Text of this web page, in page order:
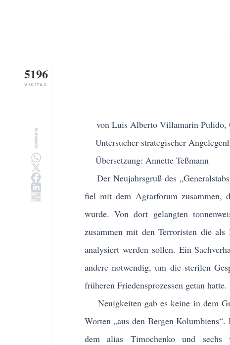
5196
VISITAS
COMPARTIR
von Luis Alberto Villamarin Pulido,
Untersucher strategischer
Übersetzung: Annette Teßmann
Der Neujahrsgruß des
fiel mit dem Agrarforum zusammen,
wurde. Von dort gelangten
zusammen mit den Terroristen die als
analysiert werden sollen. Ein
andere notwendig, um die sterilen
früheren Friedensprozessen getan hatte.
Neuigkeiten gab es keine in dem
Worten „aus den Bergen
dem alias Timochenko und sechs